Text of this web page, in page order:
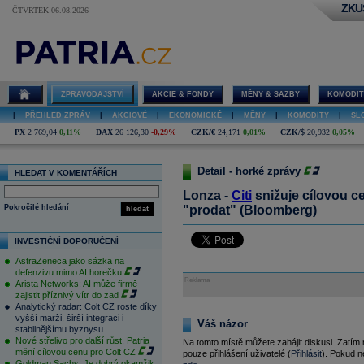
ČTVRTEK 06.08.2026
ZPRAVODAJSTVÍ AKCIE & FONDY MĚNY & SAZBY
PŘEHLED ZPRÁV AKCIOVÉ EKONOMICKÉ MĚNY KOMODITY
PX 2 769,04 0,11% DAX 26 126,30 -0,29% CZK/€ 24,171 0,01% CZK/$ 20,932 0,05%
HLEDAT V KOMENTÁŘÍCH
hledat
Pokročilé hledání
INVESTIČNÍ DOPORUČENÍ
AstraZeneca jako sázka na
defenzivu mimo AI horečku
Arista Networks: AI může firmě
zajistit příznivý vítr do zad
Analytický radar: Colt CZ roste díky
vyšší marži, širší integraci i
stabilnějšímu byznysu
Nové střelivo pro další růst. Patria
mění cílovou cenu pro Colt CZ
Detail - horké zprávy
Lonza - Citi snižuje cílovou
"prodat" (Bloomberg)
Reklama
Váš názor
Na tomto místě můžete zahájit diskusi.
pouze přihlášení uživatelé (Přihlásit). Pokud